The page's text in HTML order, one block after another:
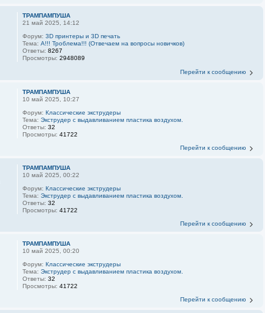
ТРАМПАМПУША
21 май 2025, 14:12
Форум: 3D принтеры и 3D печать
Тема: А!!! Троблема!!! (Отвечаем на вопросы новичков)
Ответы: 8267
Просмотры: 2948089
Перейти к сообщению
ТРАМПАМПУША
10 май 2025, 10:27
Форум: Классические экструдеры
Тема: Экструдер с выдавливанием пластика воздухом.
Ответы: 32
Просмотры: 41722
Перейти к сообщению
ТРАМПАМПУША
10 май 2025, 00:22
Форум: Классические экструдеры
Тема: Экструдер с выдавливанием пластика воздухом.
Ответы: 32
Просмотры: 41722
Перейти к сообщению
ТРАМПАМПУША
10 май 2025, 00:20
Форум: Классические экструдеры
Тема: Экструдер с выдавливанием пластика воздухом.
Ответы: 32
Просмотры: 41722
Перейти к сообщению